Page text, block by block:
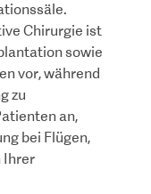
Chirurgie ist
sowie
vor, während
zu
an,
bei Flügen,
Ihrer